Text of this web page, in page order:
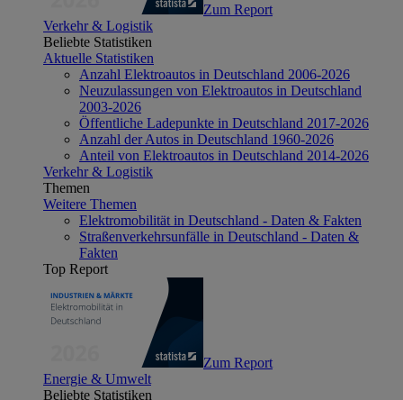
Zum Report
Verkehr & Logistik
Beliebte Statistiken
Aktuelle Statistiken
Anzahl Elektroautos in Deutschland 2006-2026
Neuzulassungen von Elektroautos in Deutschland
2003-2026
Öffentliche Ladepunkte in Deutschland 2017-2026
Anzahl der Autos in Deutschland 1960-2026
Anteil von Elektroautos in Deutschland 2014-2026
Verkehr & Logistik
Themen
Weitere Themen
Elektromobilität in Deutschland - Daten & Fakten
Straßenverkehrsunfälle in Deutschland - Daten &
Fakten
Top Report
Zum Report
Energie & Umwelt
Beliebte Statistiken